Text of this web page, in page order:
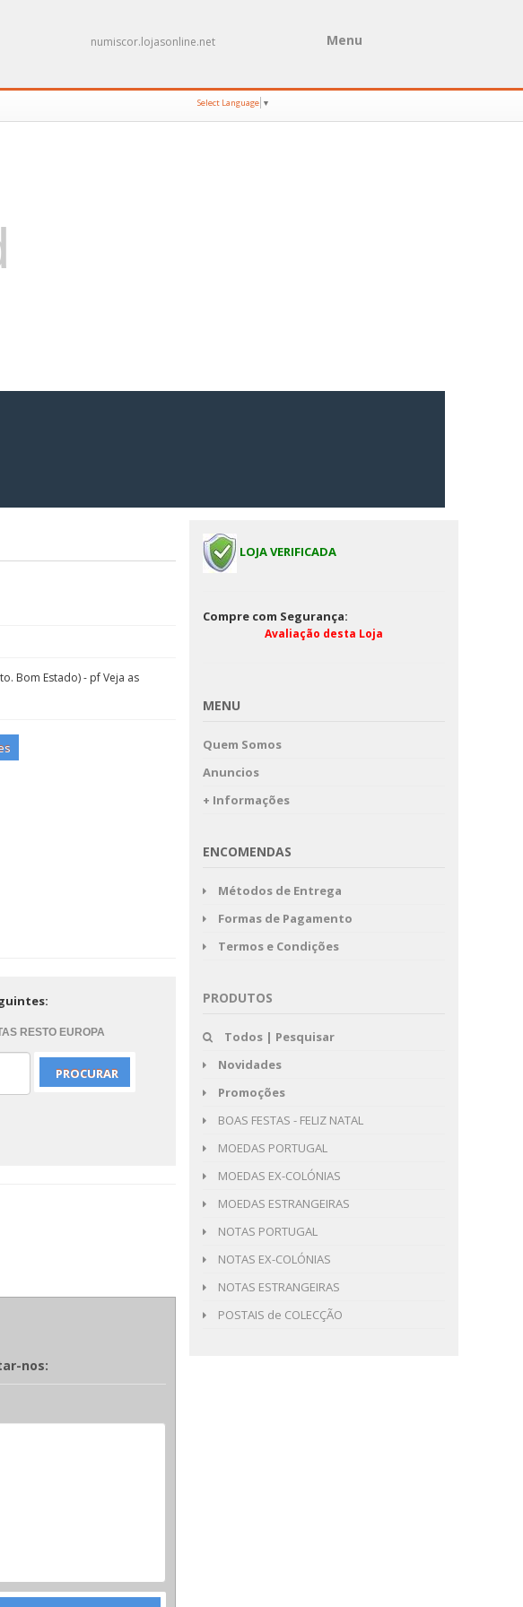
numiscor.lojasonline.net Menu
Select Language ▼
Bom Estado) - pf Veja as
RESTO EUROPA
nos:
LOJA VERIFICADA
Compre com Segurança:
Avaliação desta Loja
MENU
Quem Somos
Anuncios
+ Informações
ENCOMENDAS
Métodos de Entrega
Formas de Pagamento
Termos e Condições
PRODUTOS
Todos | Pesquisar
Novidades
Promoções
BOAS FESTAS - FELIZ NATAL
MOEDAS PORTUGAL
MOEDAS EX-COLÓNIAS
MOEDAS ESTRANGEIRAS
NOTAS PORTUGAL
NOTAS EX-COLÓNIAS
NOTAS ESTRANGEIRAS
POSTAIS de COLECÇÃO